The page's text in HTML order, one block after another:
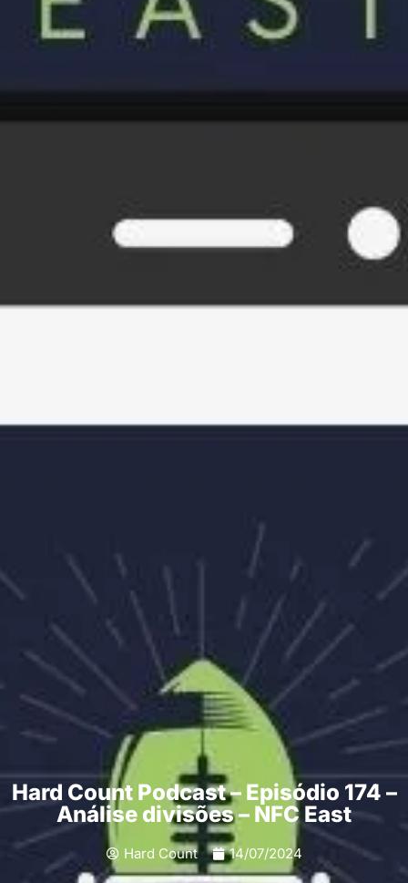
Hard Count Podcast – Episódio 174 –
Análise divisões – NFC East
Hard Count 14/07/2024